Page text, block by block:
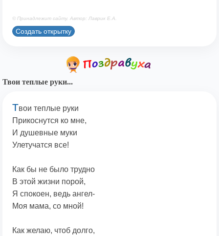
© Принадлежит сайту. Автор: Лаврик Е.А.
Создать открытку
Твои теплые руки...
Твои теплые руки
Прикоснутся ко мне,
И душевные муки
Улетучатся все!
Как бы не было трудно
В этой жизни порой,
Я спокоен, ведь ангел-
Моя мама, со мной!
Как желаю, чтоб долго,